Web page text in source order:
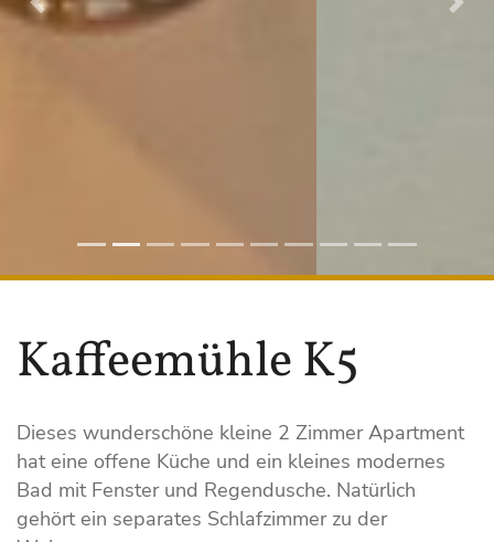
Previous
Kaffeemühle K5
Dieses wunderschöne kleine 2 Zimmer Apartment
hat eine offene Küche und ein kleines modernes
Bad mit Fenster und Regendusche. Natürlich
gehört ein separates Schlafzimmer zu der